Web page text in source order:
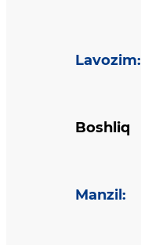
Lavozim:
Boshliq
Manzil :